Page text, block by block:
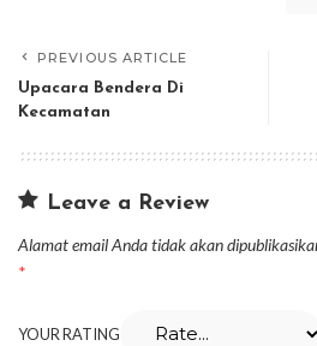
PREVIOUS ARTICLE
Upacara Bendera Di
Kecamatan
Leave a Review
Alamat email Anda tidak akan
*
YOUR RATING